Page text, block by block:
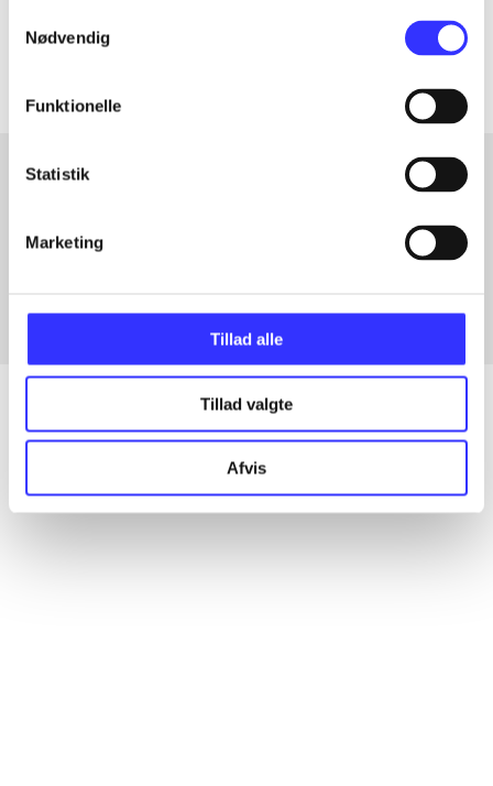
Nødvendig
Funktionelle
Statistik
Marketing
Tillad alle
Tillad valgte
Afvis
Artiklerne i
Fra
Alle registrerede artikler fordelt på udgivelser